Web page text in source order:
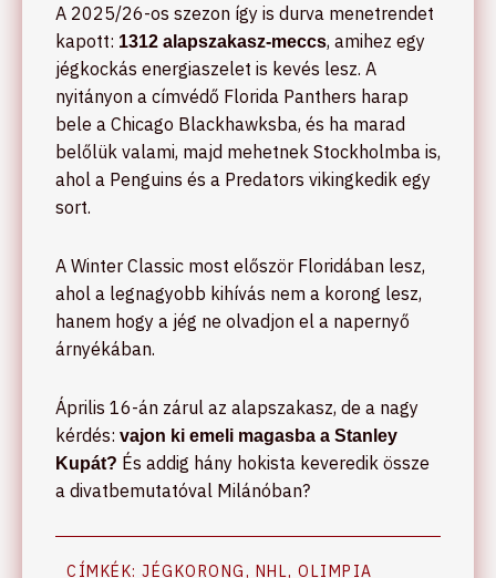
A 2025/26-os szezon így is durva menetrendet
kapott: 1312 alapszakasz-meccs, amihez egy
jégkockás energiaszelet is kevés lesz. A
nyitányon a címvédő Florida Panthers harap
bele a Chicago Blackhawksba, és ha marad
belőlük valami, majd mehetnek Stockholmba is,
ahol a Penguins és a Predators vikingkedik egy
sort.
A Winter Classic most először Floridában lesz,
ahol a legnagyobb kihívás nem a korong lesz,
hanem hogy a jég ne olvadjon el a napernyő
árnyékában.
Április 16-án zárul az alapszakasz, de a nagy
kérdés: vajon ki emeli magasba a Stanley
Kupát? És addig hány hokista keveredik össze
a divatbemutatóval Milánóban?
CÍMKÉK: JÉGKORONG, NHL, OLIMPIA